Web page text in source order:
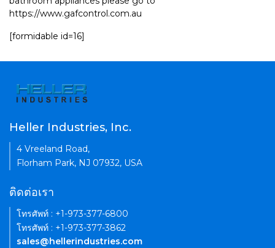
https://www.gafcontrol.com.au
[formidable id=16]
Heller Industries, Inc.
4 Vreeland Road,
Florham Park, NJ 07932, USA
ติดต่อเรา
โทรศัพท์ : +1-973-377-6800
โทรศัพท์ : +1-973-377-3862
sales@hellerindustries.com